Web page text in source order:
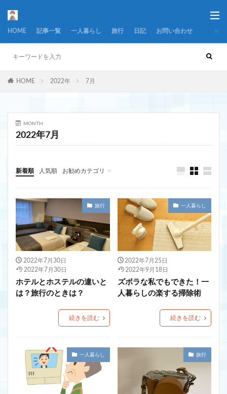
HOME 記事一覧 一人暮らし 旅行 日記 お問い合わせ
HOME 2022年 7月
MONTH
2022年7月
新着順 人気順 お勧めカテゴリ
一人暮らし
看護
旅行
日記
旅行
2022年7月30日
2022年7月30日
ホテルとホステルの違いと
は？旅行のときは？
続きを読む
一人暮らし
2022年7月25日
2022年9月18日
ズボラな私でもできた！一
人暮らしの楽する掃除術
続きを読む
一人暮らし 旅行